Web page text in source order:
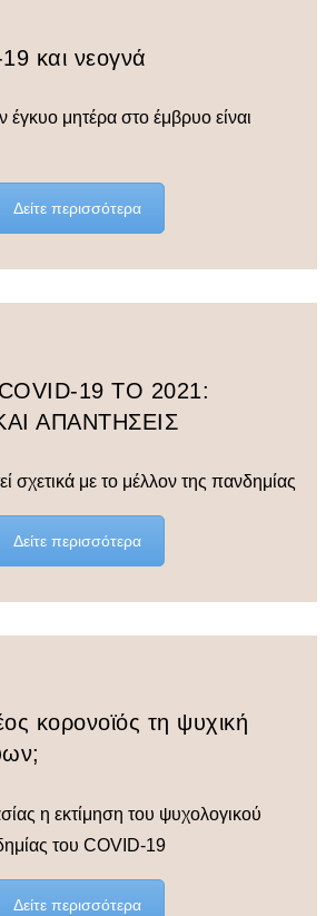
και νεογνά
μητέρα στο έμβρυο είναι
Δείτε περισσότερα
19 ΤΟ 2021:
ΑΠΑΝΤΗΣΕΙΣ
σχετικά με το μέλλον της πανδημίας
Δείτε περισσότερα
κορονοϊός τη ψυχική
η εκτίμηση του ψυχολογικού
του COVID-19
Δείτε περισσότερα